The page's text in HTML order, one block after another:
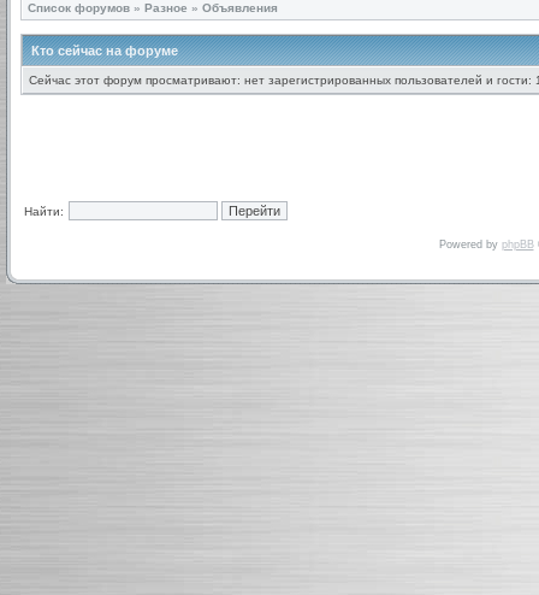
Список форумов » Разное » Объявления
Кто сейчас на форуме
Сейчас этот форум просматривают: нет зарегистрированных пользователей и гости:
Найти:
Powered by phpBB